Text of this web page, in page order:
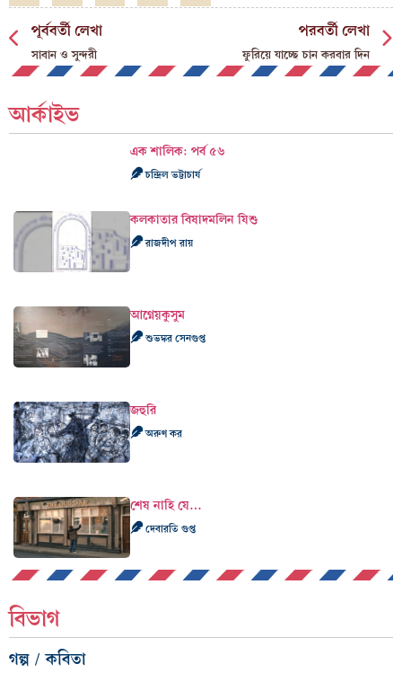
পূর্ববর্তী লেখা
সাবান ও সুন্দরী
পরবর্তী লেখা
ফুরিয়ে যাচ্ছে চান করবার দিন
আর্কাইভ
এক শালিক: পর্ব ৫৬
চন্দ্রিল ভট্টাচার্য
কলকাতার বিষাদমলিন যিশু
রাজদীপ রায়
আগ্নেয়কুসুম
শুভঙ্কর সেনগুপ্ত
জহুরি
অরুণ কর
শেষ নাহি যে…
দেবারতি গুপ্ত
বিভাগ
গল্প / কবিতা